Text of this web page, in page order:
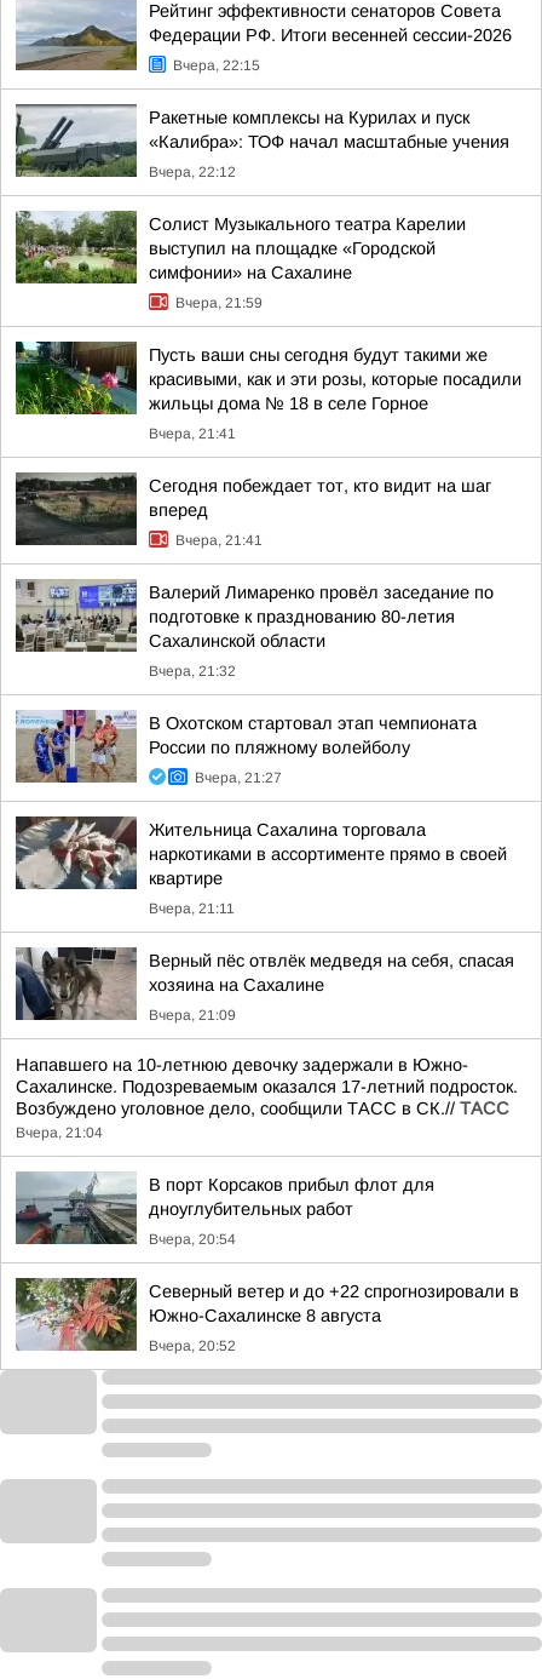
Рейтинг эффективности сенаторов Совета
Федерации РФ. Итоги весенней сессии-2026
Вчера, 22:15
Ракетные комплексы на Курилах и пуск
«Калибра»: ТОФ начал масштабные учения
Вчера, 22:12
Солист Музыкального театра Карелии
выступил на площадке «Городской
симфонии» на Сахалине
Вчера, 21:59
Пусть ваши сны сегодня будут такими же
красивыми, как и эти розы, которые посадили
жильцы дома № 18 в селе Горное
Вчера, 21:41
Сегодня побеждает тот, кто видит на шаг
вперед
Вчера, 21:41
Валерий Лимаренко провёл заседание по
подготовке к празднованию 80-летия
Сахалинской области
Вчера, 21:32
В Охотском стартовал этап чемпионата
России по пляжному волейболу
Вчера, 21:27
Жительница Сахалина торговала
наркотиками в ассортименте прямо в своей
квартире
Вчера, 21:11
Верный пёс отвлёк медведя на себя, спасая
хозяина на Сахалине
Вчера, 21:09
Напавшего на 10-летнюю девочку задержали в Южно-
Сахалинске. Подозреваемым оказался 17-летний подросток.
Возбуждено уголовное дело, сообщили ТАСС в СК.// ТАСС
Вчера, 21:04
В порт Корсаков прибыл флот для
дноуглубительных работ
Вчера, 20:54
Северный ветер и до +22 спрогнозировали в
Южно-Сахалинске 8 августа
Вчера, 20:52